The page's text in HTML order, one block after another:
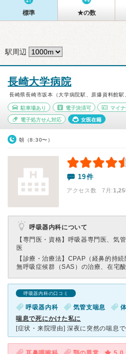
標準 ★の数
駅周辺
長崎大学病院
長崎県長崎市坂本（大学病院駅、原爆資料館駅
駐車場あり 電子決済可 マイ
電子処方せん対応 女医在籍
朝（8:30〜）
19件
アクセス数 7月:
呼吸器内科について
【専門医・資格】 呼吸器専門医、気
医
【診療・治療法】 CPAP（経鼻的持
無呼吸症候群（SAS）の治療、在宅
呼吸器内科の口コミ
呼吸器内科 気管支喘息
喘息で死にかけた私に